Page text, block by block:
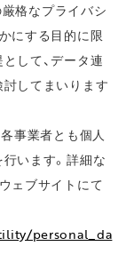
格なプライバシ
にする目的に限
して、データ連
してまいります
事業者とも個人
います。詳細な
ェブサイトにて
personal_da